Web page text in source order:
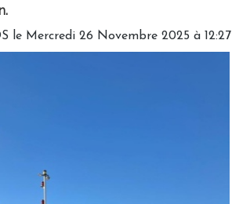
le Mercredi 26 Novembre 2025 à 12:27